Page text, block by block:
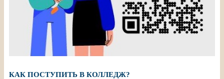
КАК ПОСТУПИТЬ В КОЛЛЕДЖ?